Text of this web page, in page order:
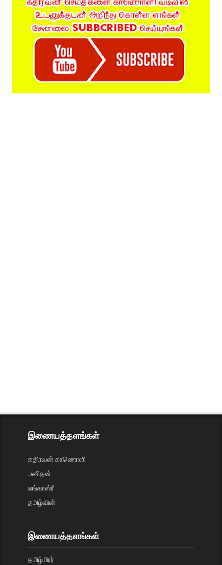
இணையத்தளங்கள்
கதிரவன் காணொளி
மனிதன்
லங்காஸ்ரீ
தமிழ்வின்
இணையத்தளங்கள்
தமிழ்மிரர்